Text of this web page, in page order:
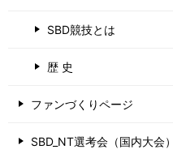
SBD競技とは
歴 史
ファンづくりページ
SBD_NT選考会（国内大会）